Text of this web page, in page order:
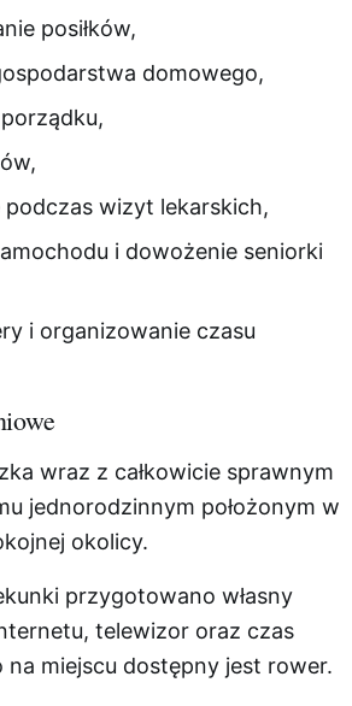
posiłków,
domowego,
wizyt lekarskich,
i dowożenie seniorki
i organizowanie czasu
wraz z całkowicie sprawnym
jednorodzinnym położonym w
okolicy.
przygotowano własny
telewizor oraz czas
miejscu dostępny jest rower.